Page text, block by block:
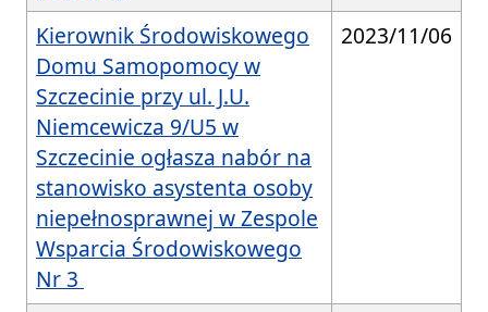
Kierownik Środowiskowego
Domu Samopomocy w
Szczecinie przy ul. J.U.
Niemcewicza 9/U5 w
Szczecinie ogłasza nabór na
stanowisko asystenta osoby
niepełnosprawnej w Zespole
Wsparcia Środowiskowego
Nr 3
2023/11/06